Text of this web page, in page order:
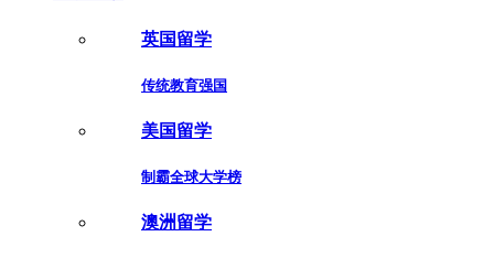
英国留学
传统教育强国
美国留学
制霸全球大学榜
澳洲留学